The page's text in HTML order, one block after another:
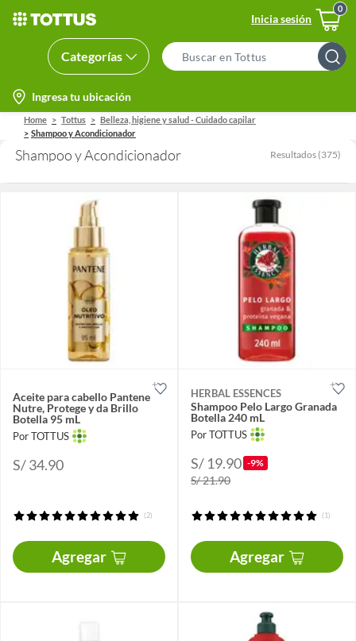
Inicia sesión
Categorías
Search
Bar
location-
icon
Ingresa tu ubicación
Home Tottus
Belleza, higiene y salud - Cuidado capilar
Shampoo y Acondicionador
Shampoo y Acondicionador Resultados (375)
Aceite para cabello Pantene
Nutre, Protege y da Brillo
Botella 95 mL
Por TOTTUS
S/ 34.90
(2)
Agregar
HERBAL ESSENCES
Shampoo Pelo Largo Granada
Botella 240 mL
Por TOTTUS
S/ 19.90 -9%
S/ 21.90
(1)
Agregar